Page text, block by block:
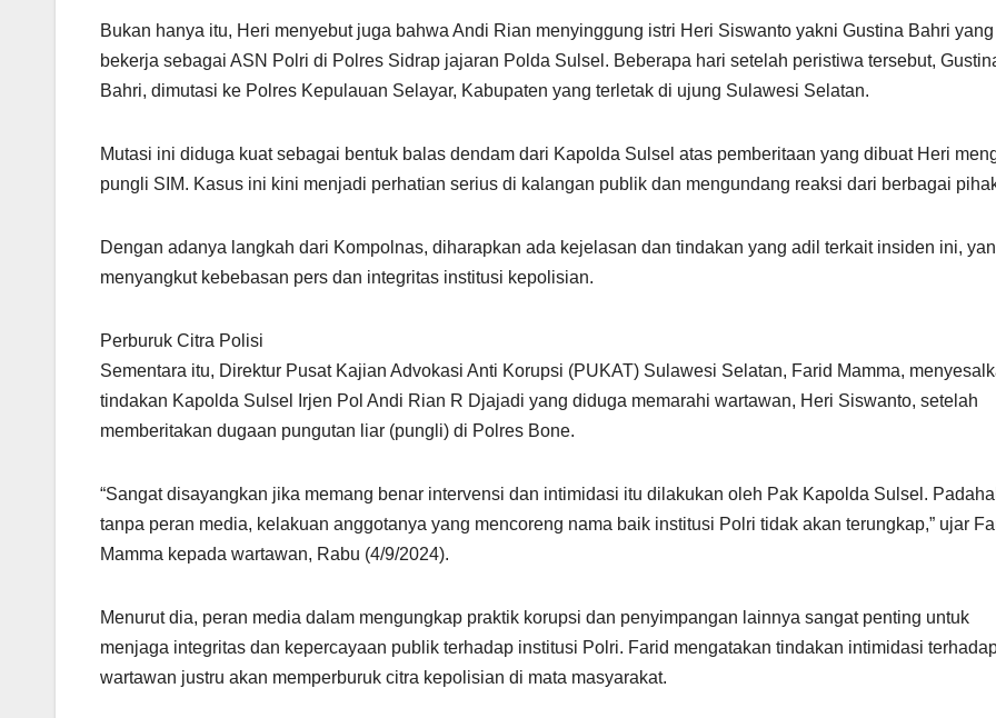
Bukan hanya itu, Heri menyebut juga bahwa Andi Rian menyinggung istri Heri Siswanto yakni Gustina Bahri yang
bekerja sebagai ASN Polri di Polres Sidrap jajaran Polda Sulsel. Beberapa hari setelah peristiwa tersebut,
Bahri, dimutasi ke Polres Kepulauan Selayar, Kabupaten yang terletak di ujung Sulawesi Selatan.
Mutasi ini diduga kuat sebagai bentuk balas dendam dari Kapolda Sulsel atas pemberitaan yang dibuat Heri
pungli SIM. Kasus ini kini menjadi perhatian serius di kalangan publik dan mengundang reaksi dari berbagai
Dengan adanya langkah dari Kompolnas, diharapkan ada kejelasan dan tindakan yang adil terkait insiden ini,
menyangkut kebebasan pers dan integritas institusi kepolisian.
Perburuk Citra Polisi
Sementara itu, Direktur Pusat Kajian Advokasi Anti Korupsi (PUKAT) Sulawesi Selatan, Farid Mamma,
tindakan Kapolda Sulsel Irjen Pol Andi Rian R Djajadi yang diduga memarahi wartawan, Heri Siswanto, setelah
memberitakan dugaan pungutan liar (pungli) di Polres Bone.
“Sangat disayangkan jika memang benar intervensi dan intimidasi itu dilakukan oleh Pak Kapolda Sulsel. Padahal
tanpa peran media, kelakuan anggotanya yang mencoreng nama baik institusi Polri tidak akan terungkap,” ujar
Mamma kepada wartawan, Rabu (4/9/2024).
Menurut dia, peran media dalam mengungkap praktik korupsi dan penyimpangan lainnya sangat penting untuk
menjaga integritas dan kepercayaan publik terhadap institusi Polri. Farid mengatakan tindakan intimidasi
wartawan justru akan memperburuk citra kepolisian di mata masyarakat.